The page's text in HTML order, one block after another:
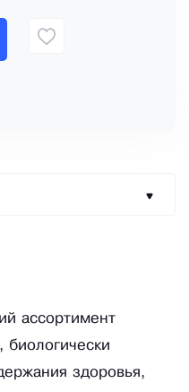
ассортимент
биологически
здоровья,